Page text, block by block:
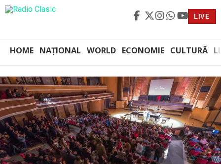
LIVE
HOME NAȚIONAL WORLD ECONOMIE CULTURĂ